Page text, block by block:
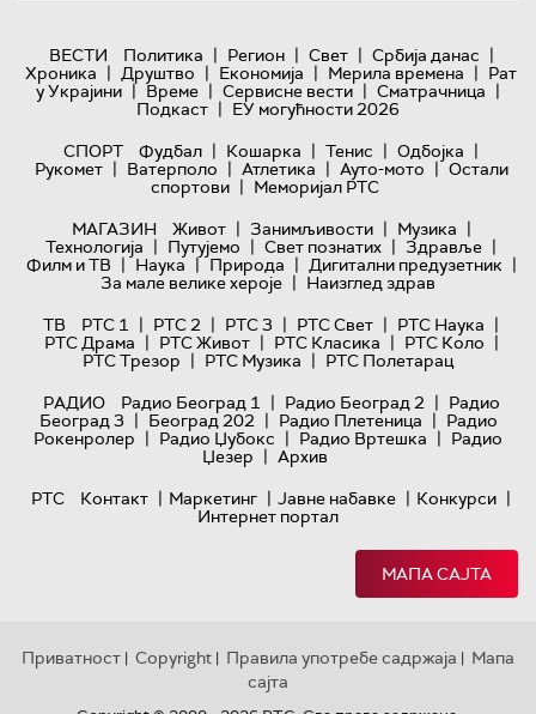
ВЕСТИ Политика | Регион | Свет | Србија данас |
Хроника | Друштво | Економија | Мерила времена | Рат
у Украјини | Време | Сервисне вести | Сматрачница |
Подкаст | ЕУ могућности 2026
СПОРТ
Фудбал | Кошарка | Тенис | Одбојка |
Рукомет | Ватерполо | Атлетика | Ауто-мото | Остали
спортови | Меморијал РТС
МАГАЗИН
Живот | Занимљивости | Музика |
Технологијa | Путујемо | Свет познатих | Здравље |
Филм и ТВ | Наука | Природа | Дигитални предузетник |
За мале велике хероје | Наизглед здрав
ТВ
РТС 1 | РТС 2 | РТС 3 | РТС Свет | РТС Наука |
РТС Драма | РТС Живот | РТС Класика | РТС Коло |
РТС Трезор | РТС Музика | РТС Полетарац
РАДИО
Радио Београд 1 | Радио Београд 2 | Радио
Београд 3 | Београд 202 | Радио Плетеница | Радио
Рокенролер | Радио Џубокс | Радио Вртешка | Радио
Џезер | Архив
РТС
Контакт | Маркетинг | Јавне набавке | Конкурси |
Интернет портал
МАПА САЈТА
Приватност | Copyright | Правила употребе садржаја | Мапа
сајта